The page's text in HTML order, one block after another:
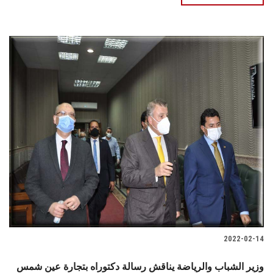
2022-02-14
وزير الشباب والرياضة يناقش رسالة دكتوراه بتجارة عين شمس